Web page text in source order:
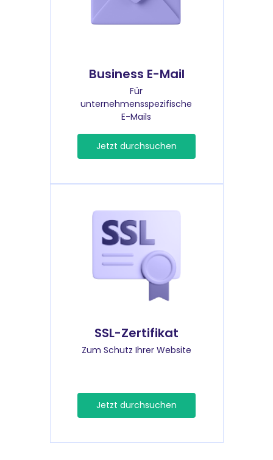
Business E-Mail
Für
unternehmensspezifische
E-Mails
Jetzt durchsuchen
SSL-Zertifikat
Zum Schutz Ihrer Website
Jetzt durchsuchen